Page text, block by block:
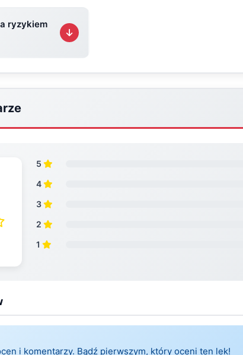
ryzykiem
5
4
3
2
1
i komentarzy. Bądź pierwszym, który oceni ten lek!